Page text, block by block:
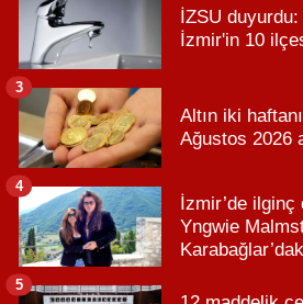
İZSU
İzmir'in 10
Altın iki
Ağustos 2026
3
İzmir’de ilginç
Yngwie
4
5